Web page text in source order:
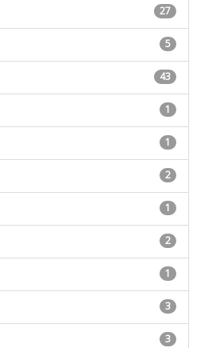
27
5
43
1
1
2
1
2
1
3
3